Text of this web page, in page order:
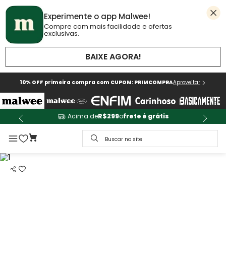
Experimente o app Malwee!
Compre com mais facilidade e ofertas
exclusivas.
BAIXE AGORA!
10% OFF primeira compra com CUPOM: PRIMCOMPRAAproveitar
Acima deR$299ofrete é grátis
Buscar no site